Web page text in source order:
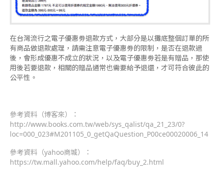
在台灣流行之電子優惠劵退款方式，大部分是以攤底整個訂單的所
有商品做退款處理，請需注意電子優惠劵的限制，是否在退款過
後，會形成優惠不成立的狀況，以及電子優惠劵若是有贈品，那使
用後若要退款，相關的贈品通常也需要給予退還，才可符合彼此的
公平性。
參考資料（博客來）：
http://www.books.com.tw/web/sys_qalist/qa_21_23/0?
loc=000_023#M201105_0_getQaQuestion_P00ce00020006_14
參考資料（yahoo商城）：
https://tw.mall.yahoo.com/help/faq/buy_2.html